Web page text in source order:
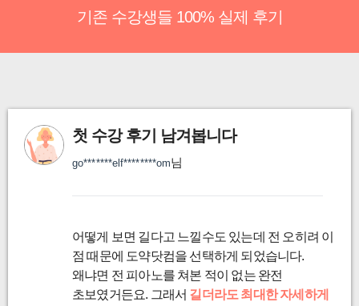
기존 수강생들 100% 실제 후기
첫 수강 후기 남겨봅니다
go*******elf********om님
어떻게 보면 길다고 느낄수도 있는데 전 오히려 이
점 때문에 도약닷컴을 선택하게 되었습니다.
왜냐면 전 피아노를 쳐본 적이 없는 완전
초보였거든요. 그래서 길더라도 최대한 자세하게